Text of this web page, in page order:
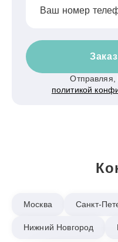
Ваш номер
Отправляя,
политикой
Москва Санкт-
Нижний Новгород